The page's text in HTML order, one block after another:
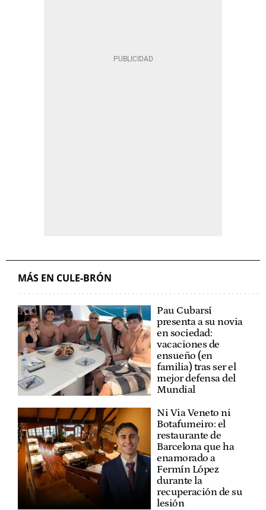
MÁS EN CULE-BRÓN
Pau Cubarsí
presenta a su novia
en sociedad:
vacaciones de
ensueño (en
familia) tras ser el
mejor defensa del
Mundial
Ni Via Veneto ni
Botafumeiro: el
restaurante de
Barcelona que ha
enamorado a
Fermín López
durante la
recuperación de su
lesión